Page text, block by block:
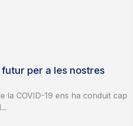
per a les nostres
la COVID-19 ens ha conduit cap